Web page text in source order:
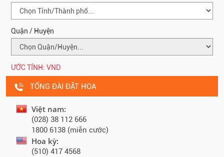
Quận / Huyện
ƯỚC TÍNH: VND
TỔNG ĐÀI ĐẶT HOA
Việt nam:
(028) 38 112 666
1800 6138 (miễn cước)
Hoa kỳ:
(510) 417 4568